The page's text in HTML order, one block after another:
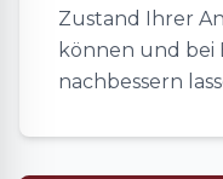
Zustand Ihrer
können und bei
nachbessern